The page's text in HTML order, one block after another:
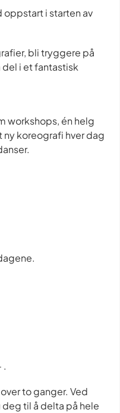
oppstart i starten av
bli tryggere på
i et fantastisk
workshops, én helg
koreografi hver dag
.
to ganger. Ved
til å delta på hele